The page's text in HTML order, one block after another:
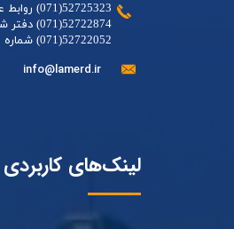
52725323(071) روابط عمومی
52722874(071) دفتر شهردار
52722052(071) شماره فاکس
info@lamerd.ir
لینک‌های کاربردی